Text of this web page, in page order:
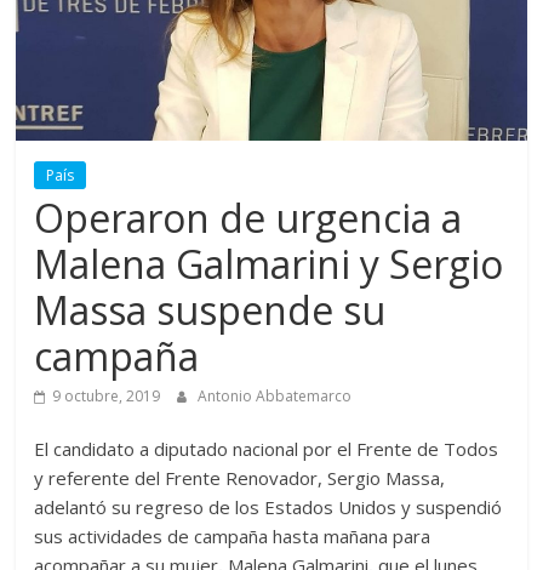
País
Operaron de urgencia a
Malena Galmarini y Sergio
Massa suspende su
campaña
9 octubre, 2019 Antonio Abbatemarco
El candidato a diputado nacional por el Frente de Todos
y referente del Frente Renovador, Sergio Massa,
adelantó su regreso de los Estados Unidos y suspendió
sus actividades de campaña hasta mañana para